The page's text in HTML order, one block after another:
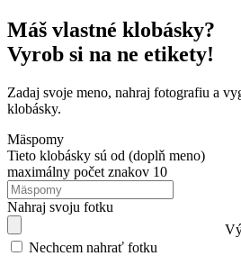
Máš vlastné klobásky?
Vyrob si na ne etikety!
Zadaj svoje meno, nahraj fotografiu a
klobásky.
Mäspomy
Tieto klobásky sú od (doplň meno)
maximálny počet znakov 10
Nahraj svoju fotku
Nechcem nahrať fotku